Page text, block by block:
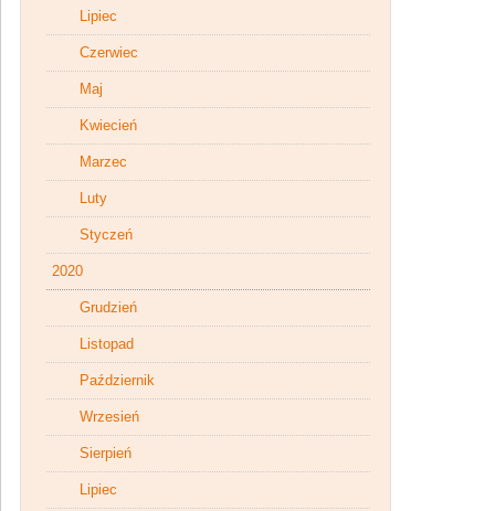
Lipiec
Czerwiec
Maj
Kwiecień
Marzec
Luty
Styczeń
2020
Grudzień
Listopad
Październik
Wrzesień
Sierpień
Lipiec